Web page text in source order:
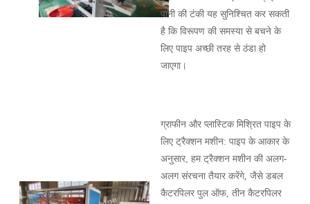
पानी की टंकी यह सुनिश्चित कर सकती
है कि विरूपण की समस्या से बचने के
लिए पाइप अच्छी तरह से ठंडा हो
जाएगा।
ग्राफीन और प्लास्टिक मिश्रित पाइप के
लिए ट्रैक्शन मशीन: पाइप के आकार के
अनुसार, हम ट्रैक्शन मशीन की अलग-
अलग संरचना तैयार करेंगे, जैसे डबल
कैटरपिलर पुल ऑफ, तीन कैटरपिलर